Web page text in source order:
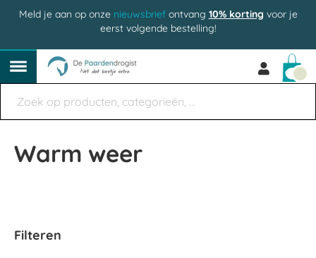
Meld je aan op onze nieuwsbriefontvang 10% korting voor je
eerst volgende bestelling!
Warm weer
Filteren